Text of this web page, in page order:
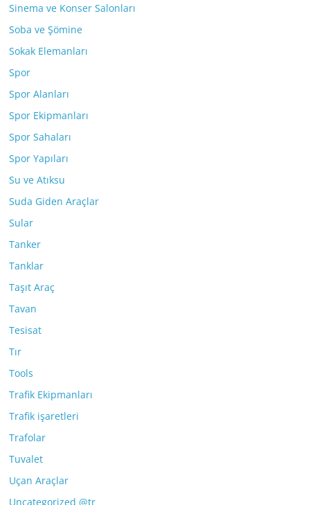
Sinema ve Konser Salonları
Soba ve Şömine
Sokak Elemanları
Spor
Spor Alanları
Spor Ekipmanları
Spor Sahaları
Spor Yapıları
Su ve Atıksu
Suda Giden Araçlar
Sular
Tanker
Tanklar
Taşıt Araç
Tavan
Tesisat
Tır
Tools
Trafik Ekipmanları
Trafik işaretleri
Trafolar
Tuvalet
Uçan Araçlar
Uncategorized @tr